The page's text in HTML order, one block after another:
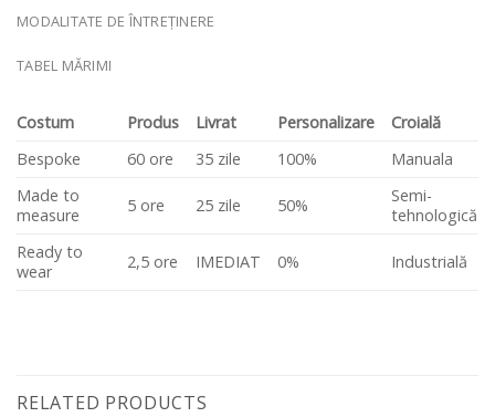
MODALITATE DE ÎNTREȚINERE
TABEL MĂRIMI
Costum Produs Livrat Personalizare
Croială
Bespoke
60 ore 35 zile 100%
Manuala
Made to
measure
5 ore 25 zile 50%
Semi-
tehnologică
Ready to
wear
2,5 ore IMEDIAT 0% Industrială
RELATED PRODUCTS